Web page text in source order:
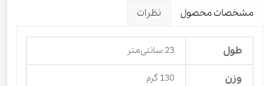
مشخصات محصول نظرات
طول 23 سانتی‌متر
وزن 130 گرم